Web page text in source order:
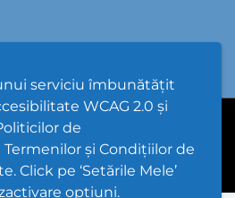
serviciu îmbunătățit
WCAG 2.0 și
de
și Condițiilor de
Click pe ‘Setările Mele’
opțiuni.